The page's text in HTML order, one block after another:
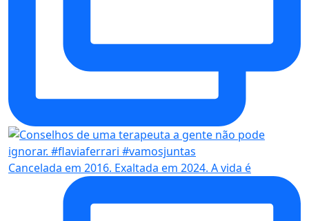
Cancelada em 2016. Exaltada em 2024. A vida é